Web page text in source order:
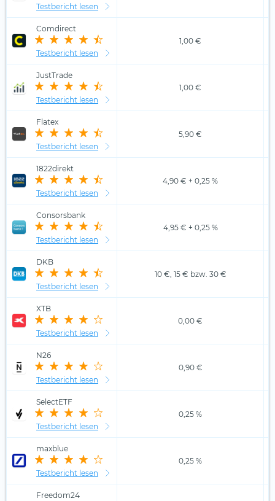
Testbericht lesen
Comdirect
Testbericht lesen
1,00 €
JustTrade
Testbericht lesen
1,00 €
Flatex
Testbericht lesen
5,90 €
1822direkt
Testbericht lesen
4,90 € + 0,25 %
Consorsbank
Testbericht lesen
4,95 € + 0,25 %
DKB
Testbericht lesen
10 €, 15 € bzw. 30 €
XTB
Testbericht lesen
0,00 €
N26
Testbericht lesen
0,90 €
SelectETF
Testbericht lesen
0,25 %
maxblue
Testbericht lesen
0,25 %
Freedom24